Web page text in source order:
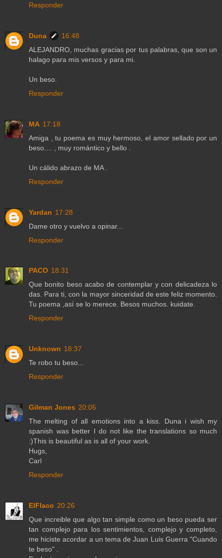
Responder
Duna
16:48
ALEJANDRO, muchas gracias por tus palabras, que son un
halago para mis versos y para mi.
Un beso.
Responder
MA 17:18
Amiga , tu poema es muy hermoso, el amor sellado por un
beso.... , muy romántico y bello .
Un cálido abrazo de MA .
Responder
Yardan 17:28
Dame otro y vuelvo a opinar...
Responder
PACO 18:31
Que bonito beso acabo de contemplar y con delicadeza lo
das. Para ti, con la mayor sinceridad de este feliz momento.
Tu poema ,así se lo merece. Besos muchos. kuidate.
Responder
Unknown 18:37
Te robo tu beso...
Responder
Gilman Jones 20:05
The melting of all emotions into a kiss. Duna i wish my
spanish was better I do not like the translations so much
:)This is beautiful as is all of your work.
Hugs,
Carl
Responder
ElFlaco 20:26
Que increible que algo tan simple como un beso pueda ser
tan complejo para los sentimientos, complejo y completo,
me hiciste acordar a un tema de Juan Luis Guerra "Cuando
te beso" .